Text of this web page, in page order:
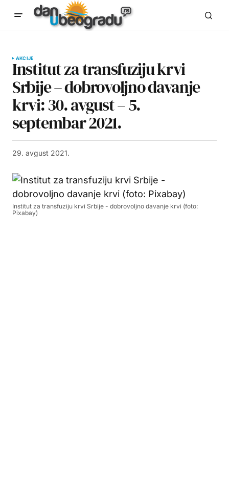
AKCIJE
Institut za transfuziju krvi
Srbije – dobrovoljno davanje
krvi: 30. avgust – 5.
septembar 2021.
29. avgust 2021.
Institut za transfuziju krvi Srbije - dobrovoljno davanje krvi (foto:
Pixabay)